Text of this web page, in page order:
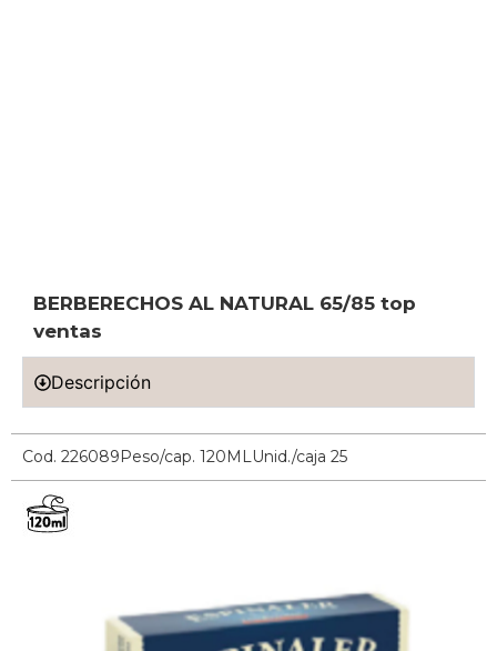
BERBERECHOS AL NATURAL 65/85 top
ventas
Descripción
Cod. 226089Peso/cap. 120MLUnid./caja 25